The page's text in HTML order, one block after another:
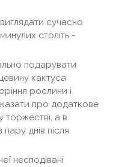
сучасно
століть -
подарувати
кактуса
рослини і
про додаткове
торжестві, а в
днів після
несподівані